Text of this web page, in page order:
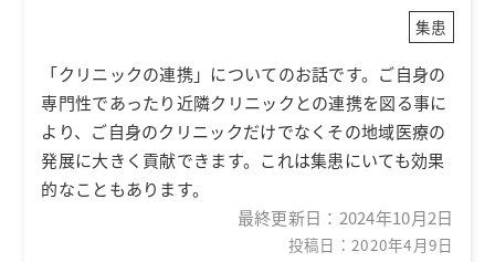
集患
「クリニックの連携」についてのお話です。ご自身の
専門性であったり近隣クリニックとの連携を図る事に
より、ご自身のクリニックだけでなくその地域医療の
発展に大きく貢献できます。これは集患にいても効果
的なこともあります。
最終更新日： 2024年10月2日
投稿日：2020年4月9日